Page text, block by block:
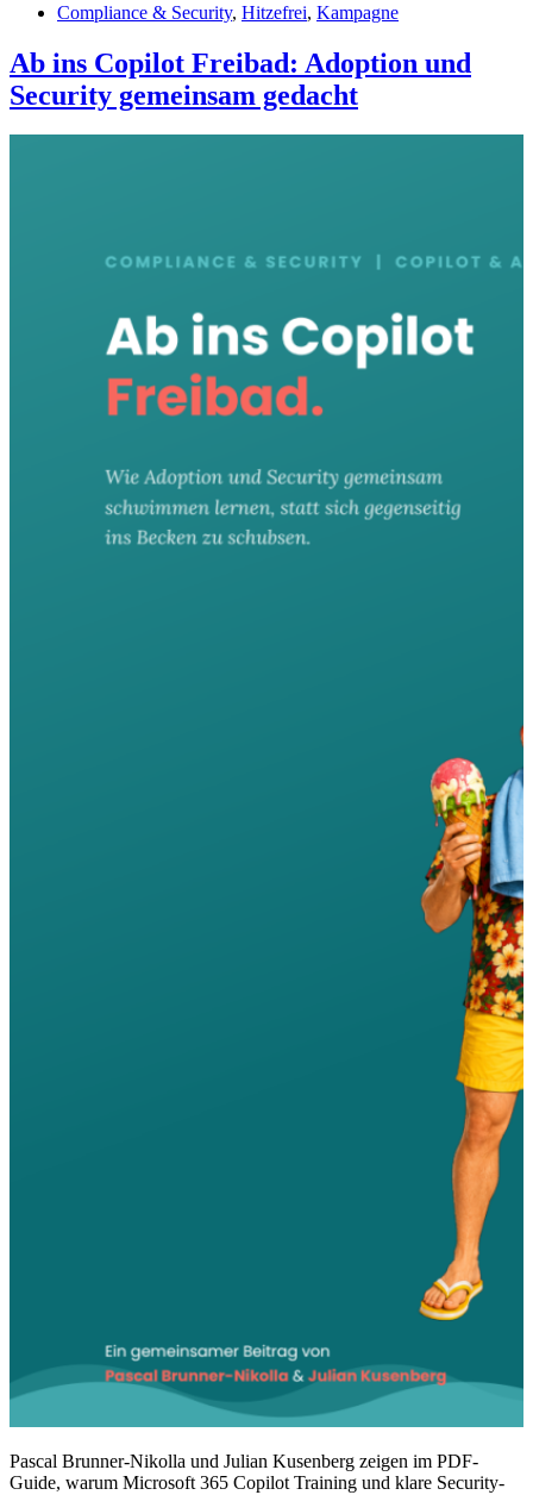
Compliance & Security, Hitzefrei, Kampagne
Ab ins Copilot Freibad: Adoption und
Security gemeinsam gedacht
Pascal Brunner-Nikolla und Julian Kusenberg zeigen im PDF-
Guide, warum Microsoft 365 Copilot Training und klare Security-